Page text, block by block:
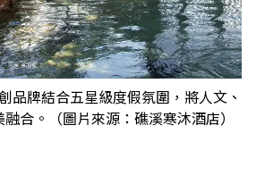
品牌結合五星級度假氛圍，將人文、
合。（圖片來源：礁溪寒沐酒店）